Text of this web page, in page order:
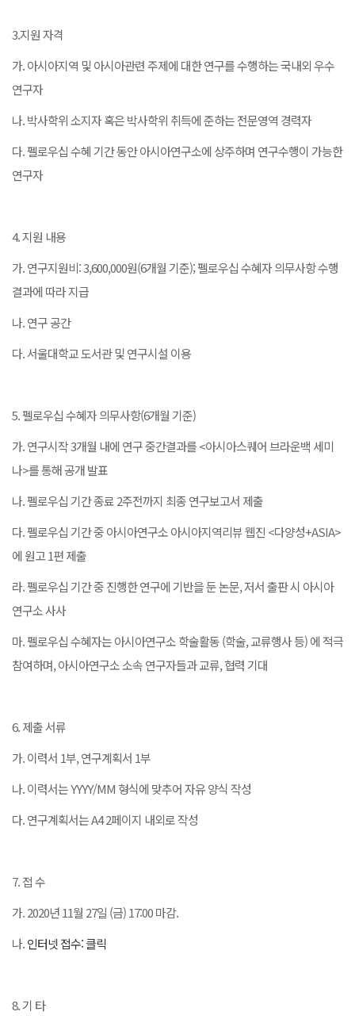
3.지원 자격
가. 아시아지역 및 아시아관련 주제에 대한 연구를 수행하는 국내외 우수
연구자
나. 박사학위 소지자 혹은 박사학위 취득에 준하는 전문영역 경력자
다. 펠로우십 수혜 기간 동안 아시아연구소에 상주하며 연구수행이 가능한
연구자
4. 지원 내용
가. 연구지원비: 3,600,000원(6개월 기준); 펠로우십 수혜자 의무사항 수행
결과에 따라 지급
나. 연구 공간
다. 서울대학교 도서관 및 연구시설 이용
5. 펠로우십 수혜자 의무사항(6개월 기준)
가. 연구시작 3개월 내에 연구 중간결과를 <아시아스퀘어 브라운백 세미
나>를 통해 공개 발표
나. 펠로우십 기간 종료 2주전까지 최종 연구보고서 제출
다. 펠로우십 기간 중 아시아연구소 아시아지역리뷰 웹진 <다양성+ASIA>
에 원고 1편 제출
라. 펠로우십 기간 중 진행한 연구에 기반을 둔 논문, 저서 출판 시 아시아
연구소 사사
마. 펠로우십 수혜자는 아시아연구소 학술활동 (학술, 교류행사 등) 에 적극
참여하며, 아시아연구소 소속 연구자들과 교류, 협력 기대
6. 제출 서류
가. 이력서 1부, 연구계획서 1부
나. 이력서는 YYYY/MM 형식에 맞추어 자유 양식 작성
다. 연구계획서는 A4 2페이지 내외로 작성
7. 접 수
가. 2020년 11월 27일 (금) 17:00 마감.
나.인터넷 접수: 클릭
8. 기 타